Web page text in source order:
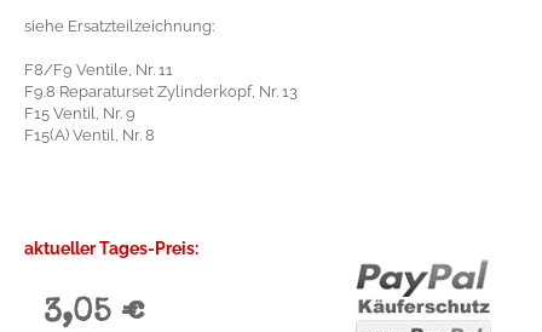
siehe Ersatzteilzeichnung:
F8/F9 Ventile, Nr. 11
F9.8 Reparaturset Zylinderkopf, Nr. 13
F15 Ventil, Nr. 9
F15(A) Ventil, Nr. 8
aktueller Tages-Preis:
3,05 €